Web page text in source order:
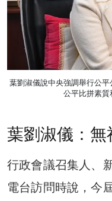
葉劉淑儀說中央強調舉行公
公平比拼素質
葉劉淑儀：
行政會議召集人、
電台訪問時說，今